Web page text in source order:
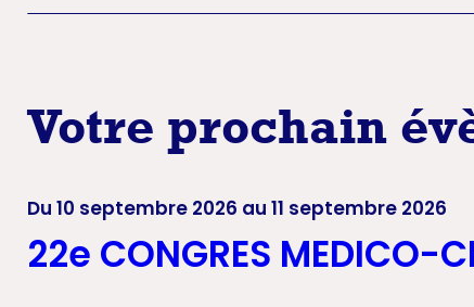
Votre prochain
Du 10 septembre 2026 au 11 septembre 2026
22e CONGRES MEDICO-